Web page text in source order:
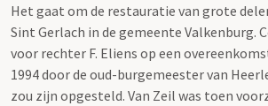
Het gaat om de restauratie van grote
Sint Gerlach in de gemeente Valkenburg.
voor rechter F. Eliens op een
1994 door de oud-burgemeester van
zou zijn opgesteld. Van Zeil was toen